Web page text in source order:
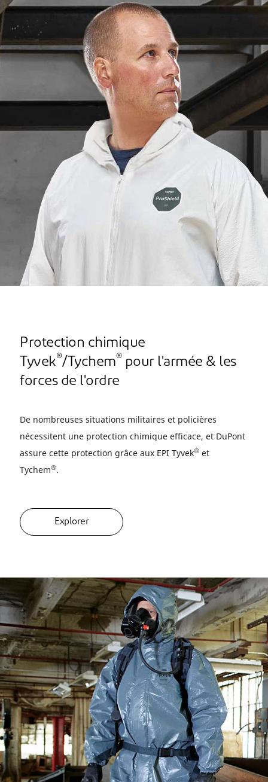
Protection chimique
Tyvek®/Tychem® pour l'armée & les
forces de l'ordre
De nombreuses situations militaires et policières
nécessitent une protection chimique efficace, et DuPont
assure cette protection grâce aux EPI Tyvek® et
Tychem®.
Explorer